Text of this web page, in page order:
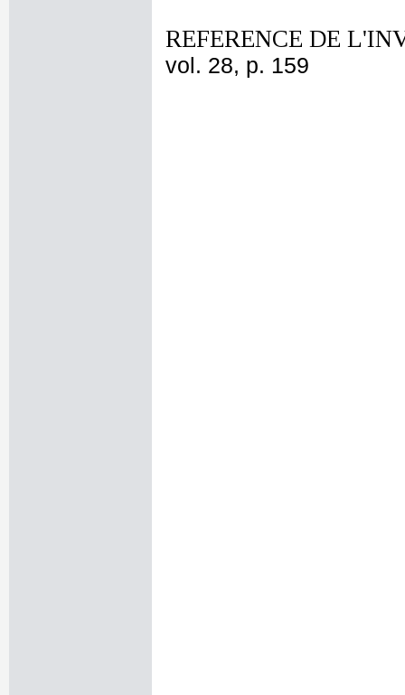
REFERENCE DE
vol. 28, p. 159